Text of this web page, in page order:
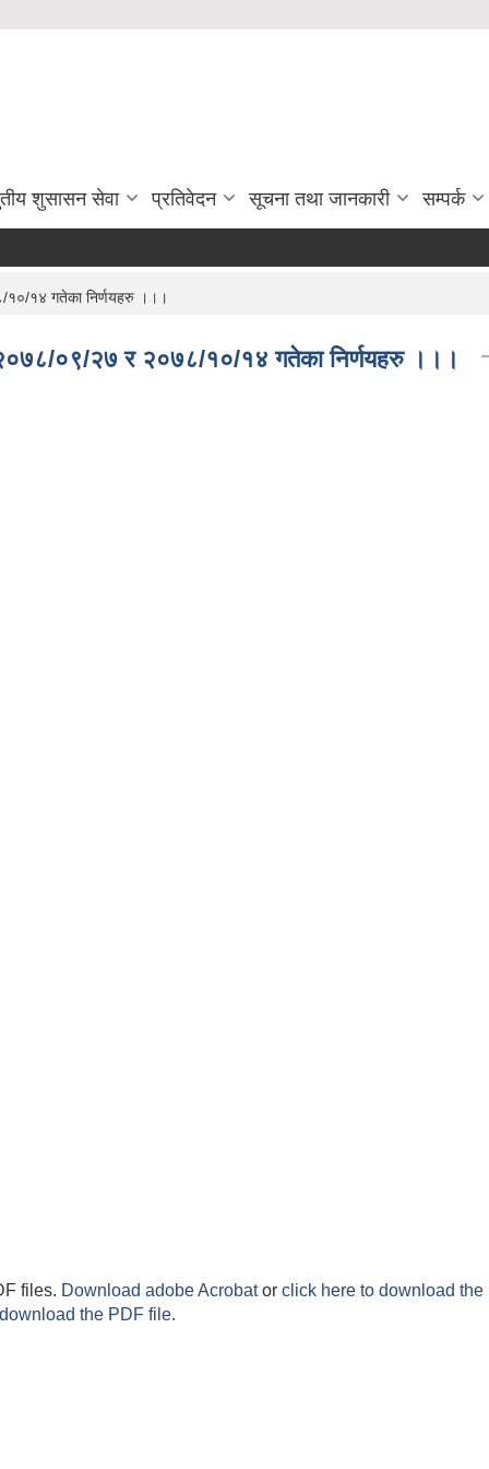
शुसासन सेवा प्रतिवेदन सूचना तथा जानकारी सम्पर्क
१४ गतेका निर्णयहरु ।।।
०९/२७ र २०७८/१०/१४ गतेका निर्णयहरु ।।।
files. Download adobe Acrobator click here to download the
the PDF file.